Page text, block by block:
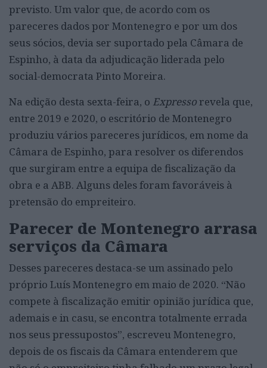
previsto. Um valor que, de acordo com os
pareceres dados por Montenegro e por um dos
seus sócios, devia ser suportado pela Câmara de
Espinho, à data da adjudicação liderada pelo
social-democrata Pinto Moreira.
Na edição desta sexta-feira, o Expresso revela que,
entre 2019 e 2020, o escritório de Montenegro
produziu vários pareceres jurídicos, em nome da
Câmara de Espinho, para resolver os diferendos
que surgiram entre a equipa de fiscalização da
obra e a ABB. Alguns deles foram favoráveis à
pretensão do empreiteiro.
Parecer de Montenegro arrasa
serviços da Câmara
Desses pareceres destaca-se um assinado pelo
próprio Luís Montenegro em maio de 2020. “Não
compete à fiscalização emitir opinião jurídica que,
ademais e in casu, se encontra totalmente errada
nos seus pressupostos”, escreveu Montenegro,
depois de os fiscais da Câmara entenderem que